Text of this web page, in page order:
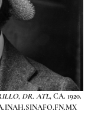
DR. ATL, CA. 1920.